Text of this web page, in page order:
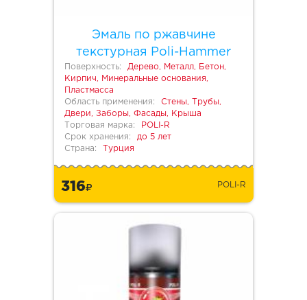
Эмаль по ржавчине
текстурная Poli-Hammer
Поверхность:
Дерево, Металл, Бетон,
Кирпич, Минеральные основания,
Пластмасса
Область применения:
Стены, Трубы,
Двери, Заборы, Фасады, Крыша
Торговая марка:
POLI-R
Срок хранения:
до 5 лет
Страна:
Турция
316 POLI-R